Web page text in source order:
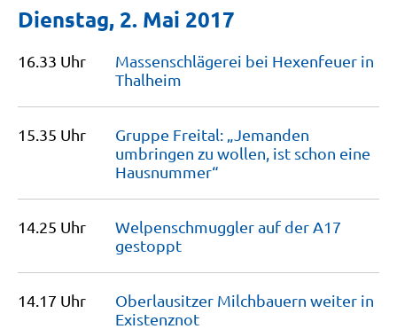
Dienstag, 2. Mai 2017
16.33 Uhr
Massenschlägerei bei Hexenfeuer in
Thalheim
15.35 Uhr
Gruppe Freital: „Jemanden
umbringen zu wollen, ist schon eine
Hausnummer“
14.25 Uhr
Welpenschmuggler auf der A17
gestoppt
14.17 Uhr
Oberlausitzer Milchbauern weiter in
Existenznot